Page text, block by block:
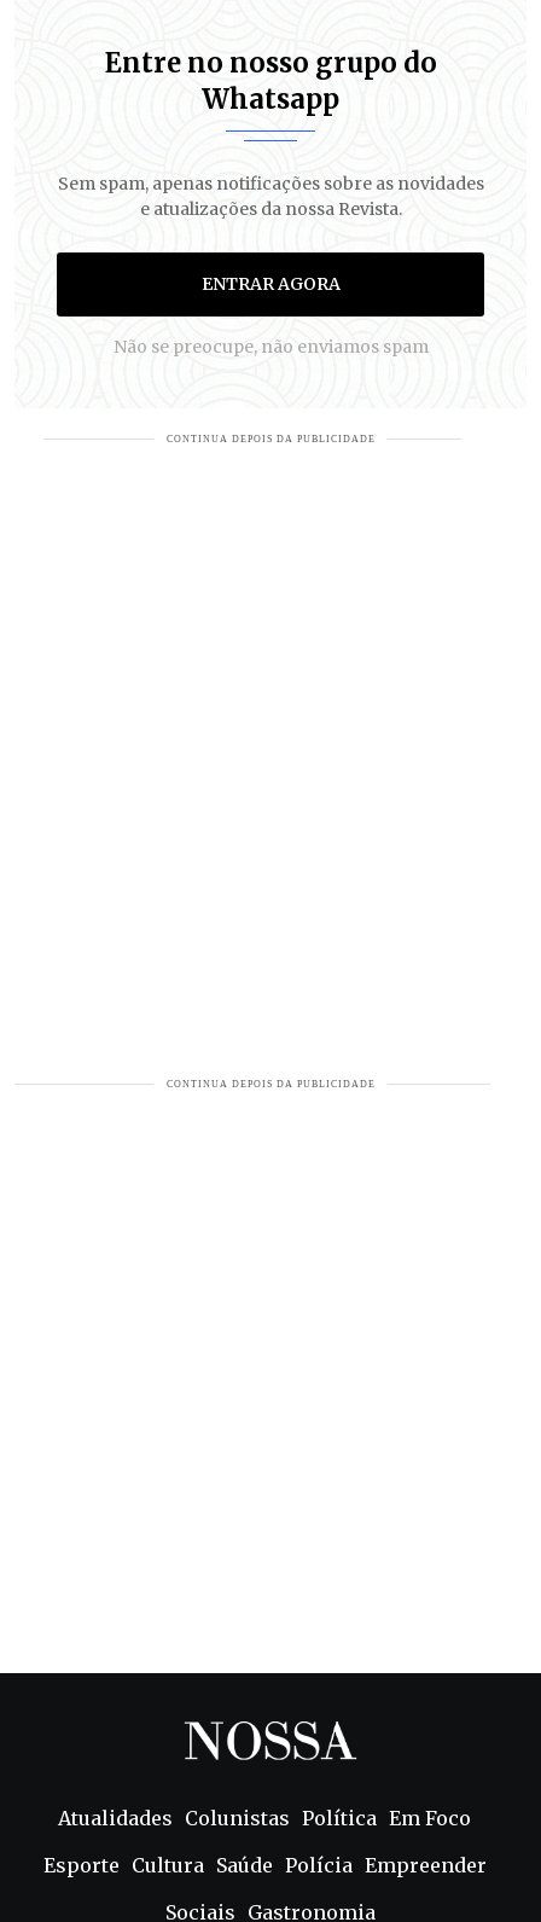
Entre no nosso grupo do
Whatsapp
Sem spam, apenas notificações sobre as novidades
e atualizações da nossa Revista.
ENTRAR AGORA
Não se preocupe, não enviamos spam
Atualidades Colunistas Política Em Foco
Esporte Cultura Saúde Polícia Empreender
Sociais Gastronomia